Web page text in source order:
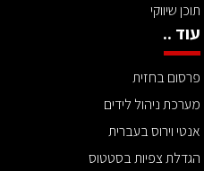
תוכן שיווקי
עוד ..
פרסום בחזית
מערכת ניהול לידים
אנטי וירוס בעברית
הגדלת צפיות בסטטוס